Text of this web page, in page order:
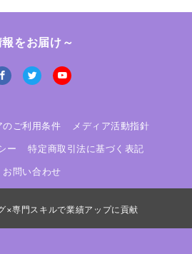
をお届け～
のご利用条件 メディア活動指針
ー 特定商取引法に基づく表記
お問い合わせ
×専門スキルで業績アップに貢献